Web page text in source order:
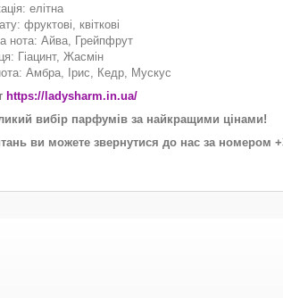
елітна
фруктові, квіткові
нота: Айва, Грейпфрут
Гіацинт, Жасмін
Амбра, Ірис, Кедр, Мускус
https://ladysharm.in.ua/
вибір парфумів за найкращими цінами!
ви можете звернутися до нас за номером